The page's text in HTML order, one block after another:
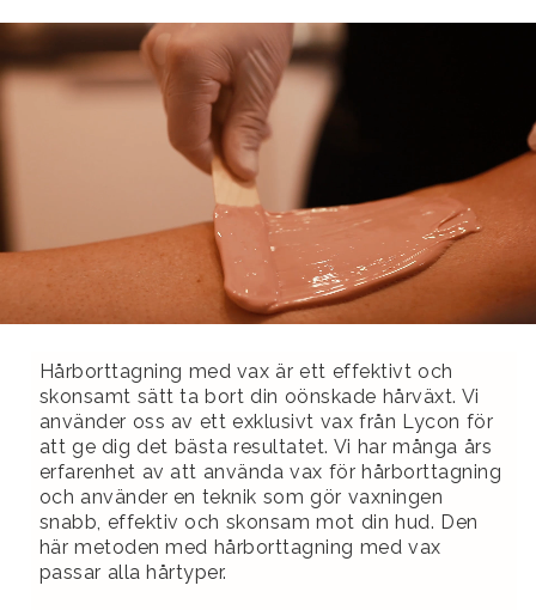
Hårborttagning med vax är ett effektivt och
skonsamt sätt ta bort din oönskade hårväxt. Vi
använder oss av ett exklusivt vax från Lycon för
att ge dig det bästa resultatet. Vi har många års
erfarenhet av att använda vax för hårborttagning
och använder en teknik som gör vaxningen
snabb, effektiv och skonsam mot din hud. Den
här metoden med hårborttagning med vax
passar alla hårtyper.